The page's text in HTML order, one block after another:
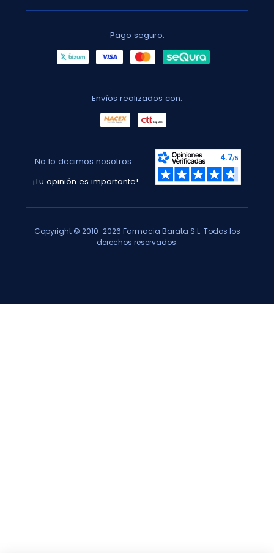
Pago seguro:
Envíos realizados con:
No lo decimos nosotros...
¡Tu opinión es importante!
Copyright © 2010-2026 Farmacia Barata S.L. Todos los
derechos reservados.